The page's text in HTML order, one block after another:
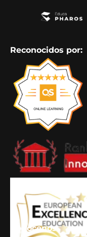
Reconocidos por:
Conócenos